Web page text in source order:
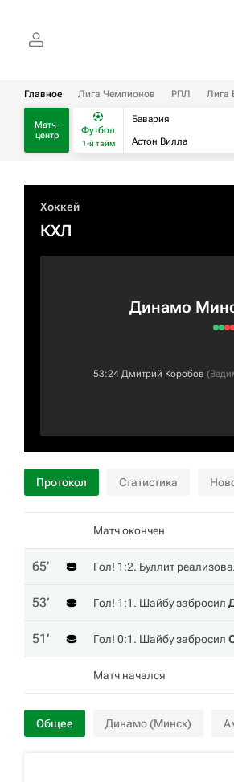
Главное Лига Чемпионов РПЛ Лига
Матч-
центр
Футбол
1-й тайм
Бавария
Астон Вилла
Хоккей
КХЛ
Динамо
53:24 Дмитрий Коробов (
Протокол Статистика
Матч окончен
65‎’‎ Гол! 1:2. Буллит
53‎’‎ Гол! 1:1. Шайбу забросил
51‎’‎ Гол! 0:1. Шайбу забросил
Матч начался
Общее Динамо (Минск)